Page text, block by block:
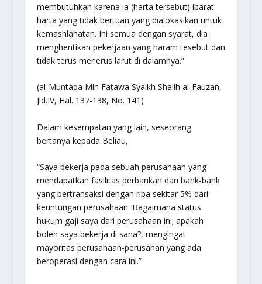
membutuhkan karena ia (harta tersebut) ibarat
harta yang tidak bertuan yang dialokasikan untuk
kemashlahatan. Ini semua dengan syarat, dia
menghentikan pekerjaan yang haram tesebut dan
tidak terus menerus larut di dalamnya.”
(al-Muntaqa Min Fatawa Syaikh Shalih al-Fauzan,
Jld.IV, Hal. 137-138, No. 141)
Dalam kesempatan yang lain, seseorang
bertanya kepada Beliau,
“Saya bekerja pada sebuah perusahaan yang
mendapatkan fasilitas perbankan dari bank-bank
yang bertransaksi dengan riba sekitar 5% dari
keuntungan perusahaan. Bagaimana status
hukum gaji saya dari perusahaan ini; apakah
boleh saya bekerja di sana?, mengingat
mayoritas perusahaan-perusahan yang ada
beroperasi dengan cara ini.”